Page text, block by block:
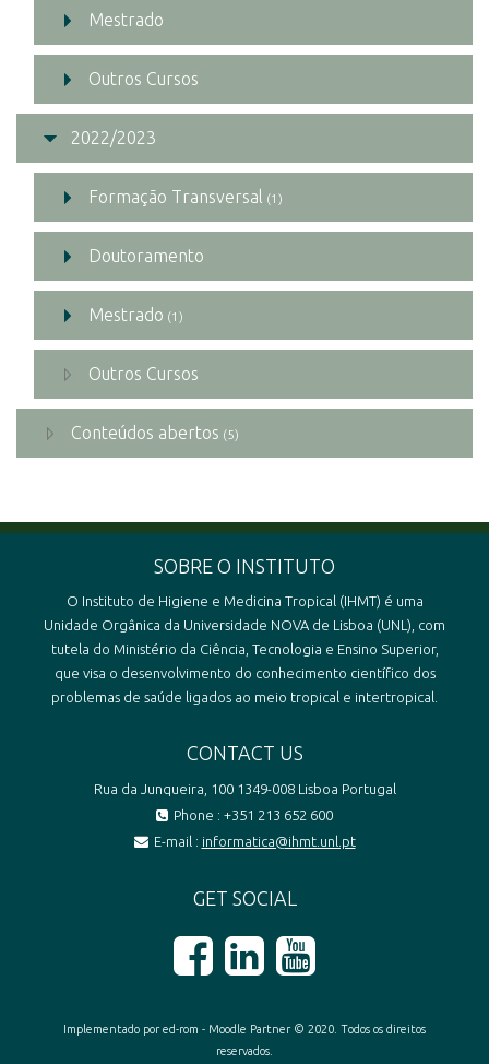
Mestrado
Outros Cursos
2022/2023
Formação Transversal (1)
Doutoramento
Mestrado (1)
Outros Cursos
Conteúdos abertos (5)
SOBRE O INSTITUTO
O Instituto de Higiene e Medicina Tropical (IHMT) é uma
Unidade Orgânica da Universidade NOVA de Lisboa (UNL), com
tutela do Ministério da Ciência, Tecnologia e Ensino Superior,
que visa o desenvolvimento do conhecimento científico dos
problemas de saúde ligados ao meio tropical e intertropical.
CONTACT US
Rua da Junqueira, 100 1349-008 Lisboa Portugal
Phone : +351 213 652 600
E-mail : informatica@ihmt.unl.pt
GET SOCIAL
Implementado por ed-rom - Moodle Partner © 2020. Todos os direitos
reservados.